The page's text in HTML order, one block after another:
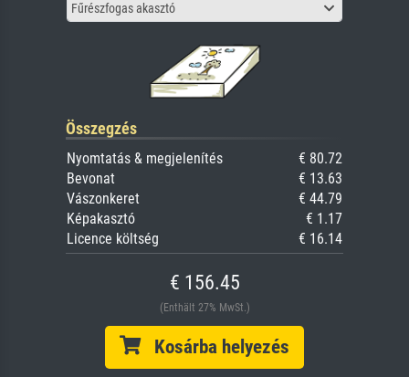
Fűrészfogas akasztó
Összegzés
Nyomtatás & megjelenítés
€ 80.72
Bevonat
€ 13.63
Vászonkeret
€ 44.79
Képakasztó
€ 1.17
Licence költség
€ 16.14
€ 156.45
(Enthält 27% MwSt.)
Kosárba helyezés